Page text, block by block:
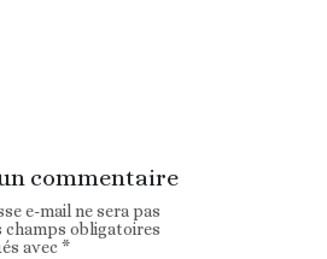
commentaire
e-mail ne sera pas
champs obligatoires
avec*